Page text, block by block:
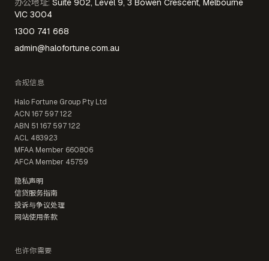
办公地址: Suite 902, Level 9, 3 Bowen Crescent, Melbourne
VIC 3004
1300 741 668
admin@halofortune.com.au
合规信息
Halo Fortune Group Pty Ltd
ACN 167 597 122
ABN 51 167 597 122
ACL 483923
MFAA Member 660806
AFCA Member 45759
隐私声明
信贷服务指南
投诉与争议处理
网站使用条款
也许你需要